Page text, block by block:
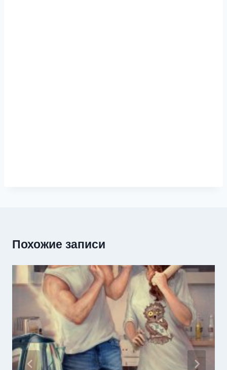
Похожие записи